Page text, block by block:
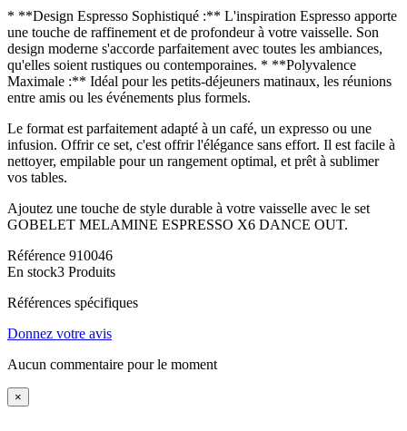
* **Design Espresso Sophistiqué :** L'inspiration Espresso apporte
une touche de raffinement et de profondeur à votre vaisselle. Son
design moderne s'accorde parfaitement avec toutes les ambiances,
qu'elles soient rustiques ou contemporaines. * **Polyvalence
Maximale :** Idéal pour les petits-déjeuners matinaux, les réunions
entre amis ou les événements plus formels.
Le format est parfaitement adapté à un café, un expresso ou une
infusion. Offrir ce set, c'est offrir l'élégance sans effort. Il est facile à
nettoyer, empilable pour un rangement optimal, et prêt à sublimer
vos tables.
Ajoutez une touche de style durable à votre vaisselle avec le set
GOBELET MELAMINE ESPRESSO X6 DANCE OUT.
Référence 910046
En stock3 Produits
Références spécifiques
Donnez votre avis
Aucun commentaire pour le moment
×